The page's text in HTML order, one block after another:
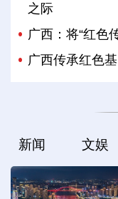
之际
广西：将“红色
广西传承红色
新闻 文娱